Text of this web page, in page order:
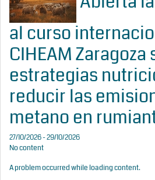
al curso
CIHEAM Zaragoza
estrategias
reducir las
metano en
27/10/2026 - 29/10/2026
No content
A problem occurred while loading content.